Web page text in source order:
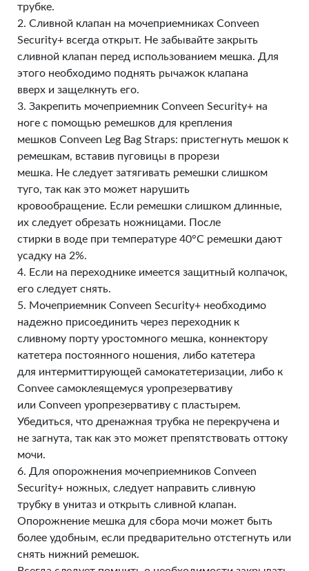
трубке.
2. Сливной клапан на мочеприемниках Conveen
Security+ всегда открыт. Не забывайте закрыть
сливной клапан перед использованием мешка. Для
этого необходимо поднять рычажок клапана
вверх и защелкнуть его.
3. Закрепить мочеприемник Conveen Security+ на
ноге с помощью ремешков для крепления
мешков Conveen Leg Bag Straps: пристегнуть мешок к
ремешкам, вставив пуговицы в прорези
мешка. Не следует затягивать ремешки слишком
туго, так как это может нарушить
кровообращение. Если ремешки слишком длинные,
их следует обрезать ножницами. После
стирки в воде при температуре 40°С ремешки дают
усадку на 2%.
4. Если на переходнике имеется защитный колпачок,
его следует снять.
5. Мочеприемник Conveen Security+ необходимо
надежно присоединить через переходник к
сливному порту уростомного мешка, коннектору
катетера постоянного ношения, либо катетера
для интермиттирующей самокатетеризации, либо к
Convee самоклеящемуся уропрезервативу
или Conveen уропрезервативу с пластырем.
Убедиться, что дренажная трубка не перекручена и
не загнута, так как это может препятствовать оттоку
мочи.
6. Для опорожнения мочеприемников Conveen
Security+ ножных, следует направить сливную
трубку в унитаз и открыть сливной клапан.
Опорожнение мешка для сбора мочи может быть
более удобным, если предварительно отстегнуть или
снять нижний ремешок.